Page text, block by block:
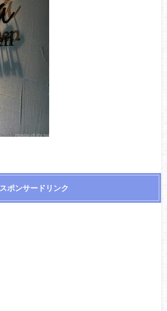
スポンサードリンク